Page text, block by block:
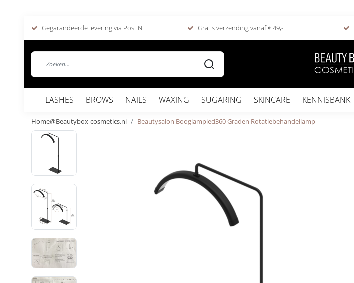
Gegarandeerde levering via Post NL Gratis verzending vanaf € 49,-
LASHES BROWS NAILS WAXING SUGARING SKINCARE KENNISBANK
Home@Beautybox-cosmetics.nl Beautysalon Booglampled360 Graden Rotatiebehandellamp